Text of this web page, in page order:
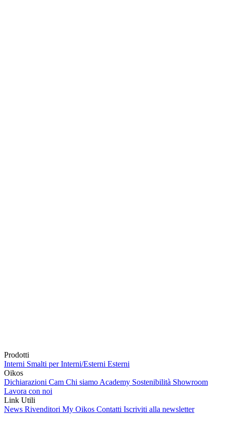
Prodotti
Interni Smalti per Interni/Esterni Esterni
Oikos
Dichiarazioni Cam Chi siamo Academy Sostenibilità Showroom
Lavora con noi
Link Utili
News Rivenditori My Oikos Contatti Iscriviti alla newsletter